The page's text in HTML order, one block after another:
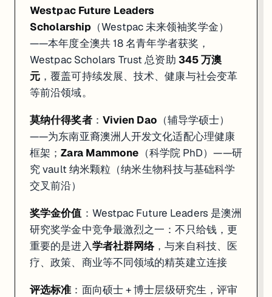
Westpac Future Leaders
Scholarship （Westpac 未来领袖奖学金）
——本年度全澳共 18 名青年学者获奖，
Westpac Scholars Trust 总资助 345 万澳
元 ，覆盖可持续发展、技术、健康与社会变革
等前沿领域。
莫纳什得奖者： Vivien Dao （辅导学硕士）
——为东南亚裔澳洲人开发文化适配心理健康
框架；Zara Mammone （科学院 PhD）——研
究 vault 纳米颗粒（纳米生物科技与基础科学
交叉前沿）
奖学金价值 ：Westpac Future Leaders 是澳洲
研究奖学金中竞争最激烈之一：不只给钱，更
重要的是进入学者社群网络，与来自科技、医
疗、政策、商业等不同领域的精英建立连接
评选标准 ：面向硕士 + 博士层级研究生，评审